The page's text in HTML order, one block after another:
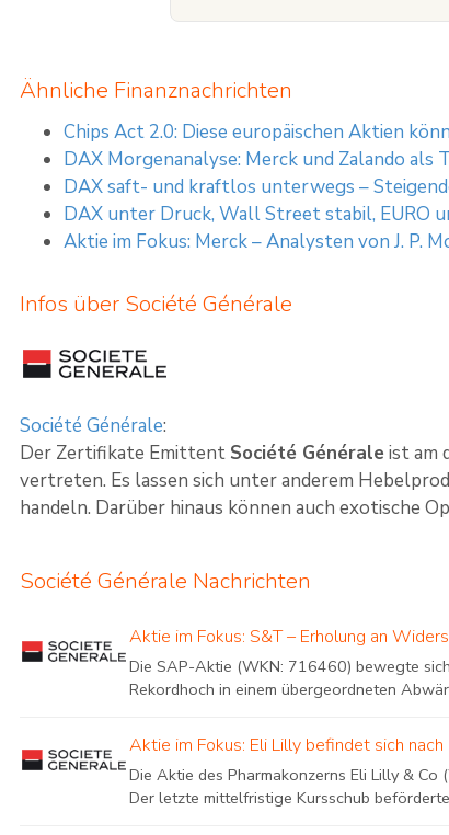
Ähnliche Finanznachrichten
Chips Act 2.0: Diese europäischen Aktien
DAX Morgenanalyse: Merck und Zalando
DAX saft- und kraftlos unterwegs –
DAX unter Druck, Wall Street stabil, EURO
Aktie im Fokus: Merck – Analysten von J. P.
Infos über Société Générale
Société Générale:
Der Zertifikate Emittent Société Générale ist am
vertreten. Es lassen sich unter anderem
handeln. Darüber hinaus können auch exotische
Société Générale Nachrichten
Aktie im Fokus: S&T – Erholung an
Die SAP-Aktie (WKN: 716460) bewegte
Rekordhoch in einem übergeordneten
Aktie im Fokus: Eli Lilly befindet sich
Die Aktie des Pharmakonzerns Eli Lilly &
Der letzte mittelfristige Kursschub